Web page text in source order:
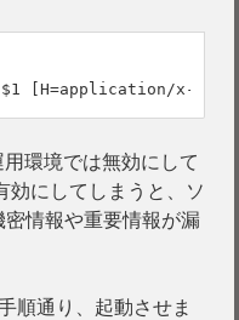
[H=application/x-
環境では無効にして
効にしてしまうと、ソ
情報や重要情報が漏
順通り、起動させま